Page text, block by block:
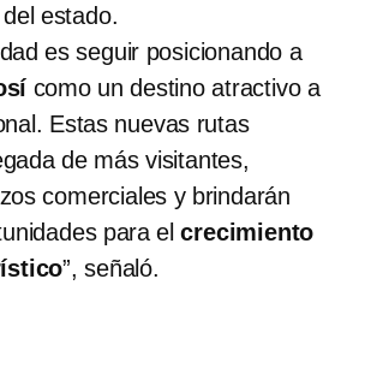
estado.
es seguir posicionando a
como un destino atractivo a
Estas nuevas rutas
de más visitantes,
comerciales y brindarán
para elcrecimiento
”, señaló.